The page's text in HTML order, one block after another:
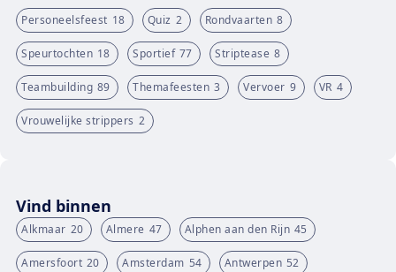
Personeelsfeest 18 Quiz 2 Rondvaarten 8
Speurtochten 18 Sportief 77 Striptease 8
Teambuilding 89 Themafeesten 3 Vervoer 9 VR 4
Vrouwelijke strippers 2
Vind binnen
Alkmaar 20 Almere 47 Alphen aan den Rijn 45
Amersfoort 20 Amsterdam 54 Antwerpen 52